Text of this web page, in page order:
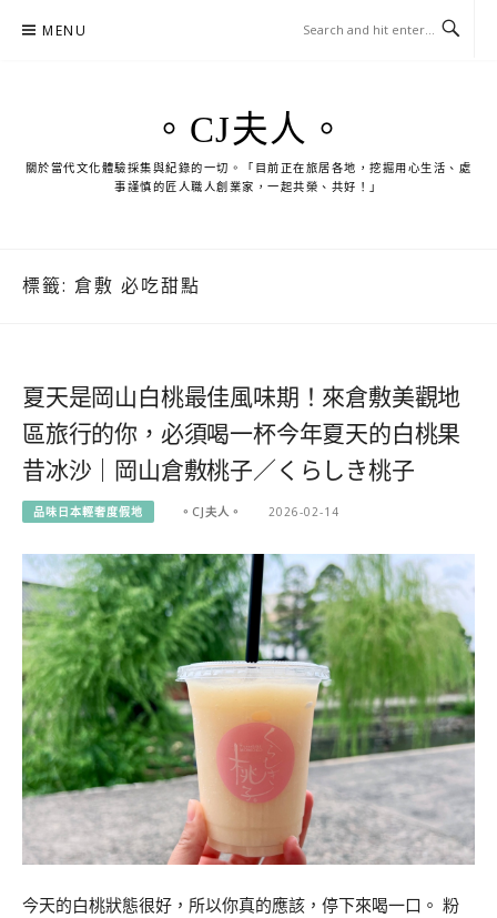
MENU
。CJ夫人。
關於當代文化體驗採集與紀錄的一切。「目前正在旅居各地，挖掘用心生活、處
事謹慎的匠人職人創業家，一起共榮、共好！」
標籤: 倉敷 必吃甜點
夏天是岡山白桃最佳風味期！來倉敷美觀地
區旅行的你，必須喝一杯今年夏天的白桃果
昔冰沙｜岡山倉敷桃子／くらしき桃子
品味日本輕奢度假地 。CJ夫人。 2026-02-14
今天的白桃狀態很好，所以你真的應該，停下來喝一口。 粉